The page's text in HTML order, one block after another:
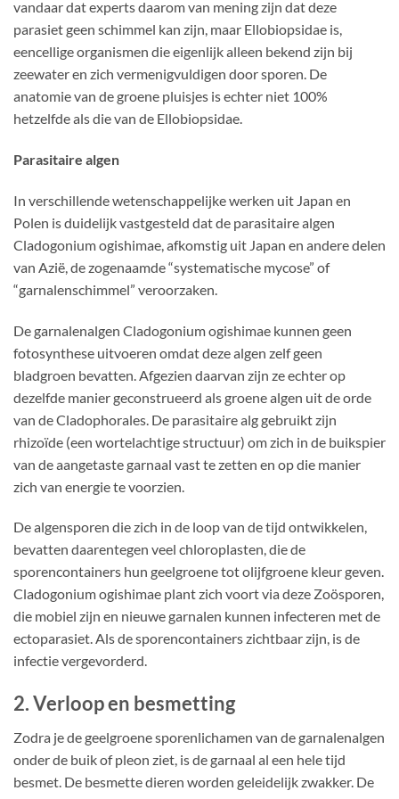
vandaar dat experts daarom van mening zijn dat deze
parasiet geen schimmel kan zijn, maar Ellobiopsidae is,
eencellige organismen die eigenlijk alleen bekend zijn bij
zeewater en zich vermenigvuldigen door sporen. De
anatomie van de groene pluisjes is echter niet 100%
hetzelfde als die van de Ellobiopsidae.
Parasitaire algen
In verschillende wetenschappelijke werken uit Japan en
Polen is duidelijk vastgesteld dat de parasitaire algen
Cladogonium ogishimae, afkomstig uit Japan en andere delen
van Azië, de zogenaamde “systematische mycose” of
“garnalenschimmel” veroorzaken.
De garnalenalgen Cladogonium ogishimae kunnen geen
fotosynthese uitvoeren omdat deze algen zelf geen
bladgroen bevatten. Afgezien daarvan zijn ze echter op
dezelfde manier geconstrueerd als groene algen uit de orde
van de Cladophorales. De parasitaire alg gebruikt zijn
rhizoïde (een wortelachtige structuur) om zich in de buikspier
van de aangetaste garnaal vast te zetten en op die manier
zich van energie te voorzien.
De algensporen die zich in de loop van de tijd ontwikkelen,
bevatten daarentegen veel chloroplasten, die de
sporencontainers hun geelgroene tot olijfgroene kleur geven.
Cladogonium ogishimae plant zich voort via deze Zoösporen,
die mobiel zijn en nieuwe garnalen kunnen infecteren met de
ectoparasiet. Als de sporencontainers zichtbaar zijn, is de
infectie vergevorderd.
2. Verloop en besmetting
Zodra je de geelgroene sporenlichamen van de garnalenalgen
onder de buik of pleon ziet, is de garnaal al een hele tijd
besmet. De besmette dieren worden geleidelijk zwakker. De